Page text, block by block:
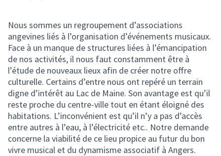
Nous sommes un regroupement d’associations
angevines liés à l’organisation d’événements musicaux.
Face à un manque de structures liées à l’émancipation
de nos activités, il nous faut constamment être à
l’étude de nouveaux lieux afin de créer notre offre
culturelle. Certains d’entre nous ont repéré un terrain
digne d’intérêt au Lac de Maine. Son avantage est qu’il
reste proche du centre-ville tout en étant éloigné des
habitations. L’inconvénient est qu’il n’y a pas d’accès
entre autres à l’eau, à l’électricité etc.. Notre demande
concerne la viabilité de ce lieu propice au futur du bon
vivre musical et du dynamisme associatif à Angers.